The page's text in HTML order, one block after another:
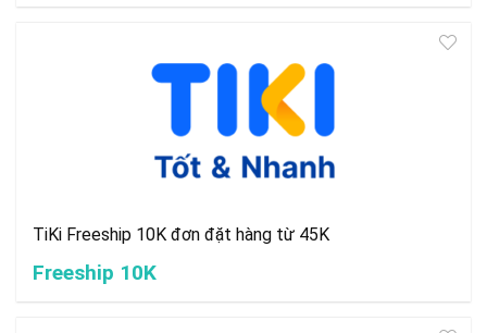
TiKi Freeship 10K đơn đặt hàng từ 45K
Freeship 10K